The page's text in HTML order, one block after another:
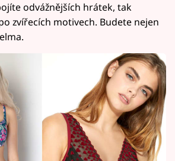
odvážnějších hrátek, tak
zvířecích motivech. Budete nejen